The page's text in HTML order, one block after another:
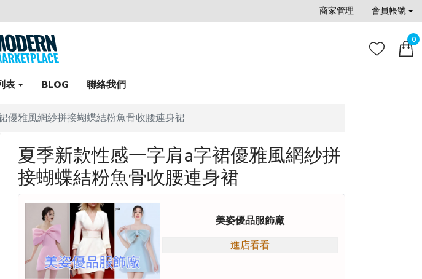
商家管理 會員帳號
0
表 BLOG 聯絡我們
優雅風網紗拼接蝴蝶結粉魚骨收腰連身裙
夏季新款性感一字肩a字裙優雅風網紗拼
接蝴蝶結粉魚骨收腰連身裙
美姿優品服飾廠
進店看看